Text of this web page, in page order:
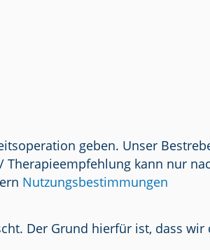
geben. Unser
kann nur
Nutzungsbestimmungen
Der Grund hierfür ist, dass wir